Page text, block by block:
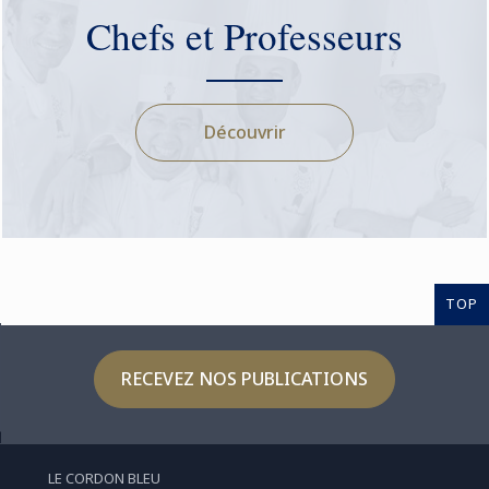
Chefs et Professeurs
Découvrir
TOP
RECEVEZ NOS PUBLICATIONS
LE CORDON BLEU